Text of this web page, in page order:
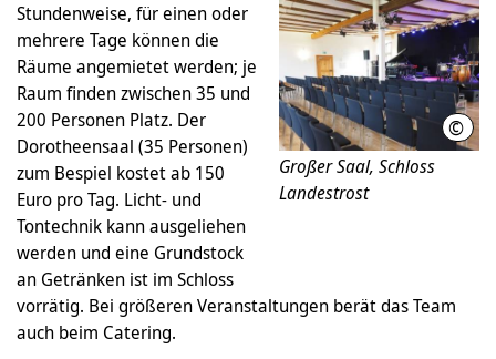
©
Großer Saal, Schloss
Landestrost
Stundenweise, für einen oder
mehrere Tage können die
Räume angemietet werden; je
Raum finden zwischen 35 und
200 Personen Platz. Der
Dorotheensaal (35 Personen)
zum Bespiel kostet ab 150
Euro pro Tag. Licht- und
Tontechnik kann ausgeliehen
werden und eine Grundstock
an Getränken ist im Schloss
vorrätig. Bei größeren Veranstaltungen berät das Team
auch beim Catering.